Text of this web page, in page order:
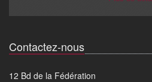
Contactez-nous
12 Bd de la Fédération